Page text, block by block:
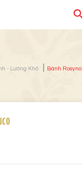
- Lương Khô Bánh Rosyno